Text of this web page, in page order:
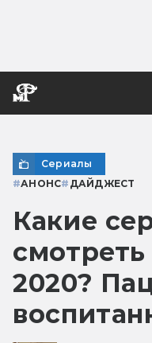
Сериалы
#АНОНС# ДАЙДЖЕСТ
Какие
2020?